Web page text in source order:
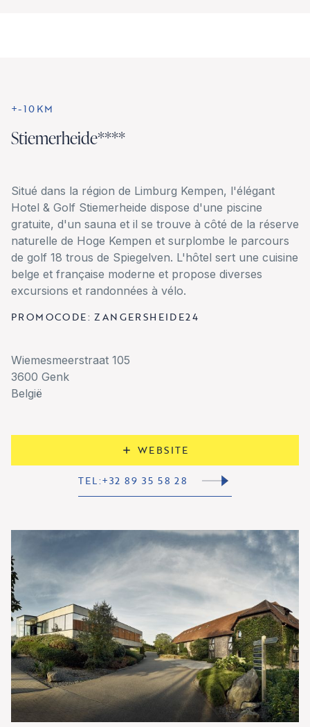
+-10KM
Stiemerheide****
Situé dans la région de Limburg Kempen, l'élégant
Hotel & Golf Stiemerheide dispose d'une piscine
gratuite, d'un sauna et il se trouve à côté de la réserve
naturelle de Hoge Kempen et surplombe le parcours
de golf 18 trous de Spiegelven. L'hôtel sert une cuisine
belge et française moderne et propose diverses
excursions et randonnées à vélo.
PROMOCODE: ZANGERSHEIDE24
Wiemesmeerstraat 105
3600 Genk
België
WEBSITE
TEL:+32 89 35 58 28